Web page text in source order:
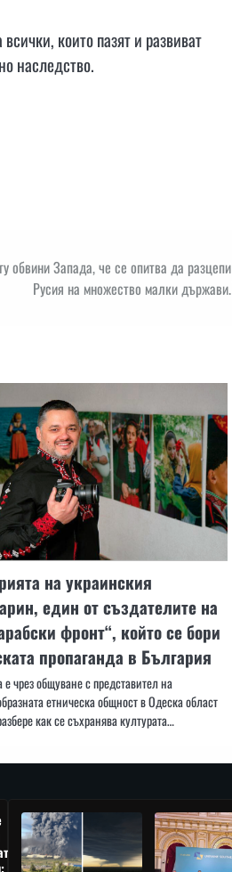
които пазят и развиват
наследство.
обвини Запада, че се опитва да разцепи
Русия на множество малки държави.
на украинския
един от създателите на
фронт“, който се бори
пропаганда в България
е чрез общуване с представител на
етническа общност в Одеска област
как се съхранява културата…